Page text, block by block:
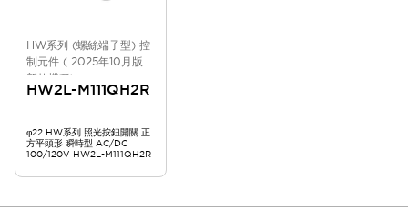
HW系列 (螺絲端子型) 控
制元件 ( 2025年10月版
新款機種)
HW2L-M111QH2R
φ22 HW系列 照光按鈕開關 正
方平頭形 瞬時型 AC/DC
100/120V HW2L-M111QH2R